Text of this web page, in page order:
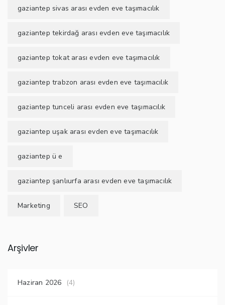
gaziantep sivas arası evden eve taşımacılık
gaziantep tekirdağ arası evden eve taşımacılık
gaziantep tokat arası evden eve taşımacılık
gaziantep trabzon arası evden eve taşımacılık
gaziantep tunceli arası evden eve taşımacılık
gaziantep uşak arası evden eve taşımacılık
gaziantep ü e
gaziantep şanlıurfa arası evden eve taşımacılık
Marketing SEO
Arşivler
Haziran 2026 (4)